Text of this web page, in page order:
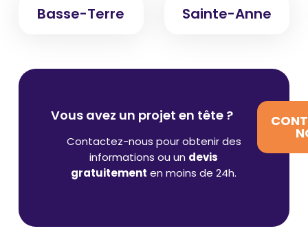
Basse-Terre Sainte-Anne
Vous avez un projet en tête ?
Contactez-nous pour obtenir des
informations ou un devis
gratuitement en moins de 24h.